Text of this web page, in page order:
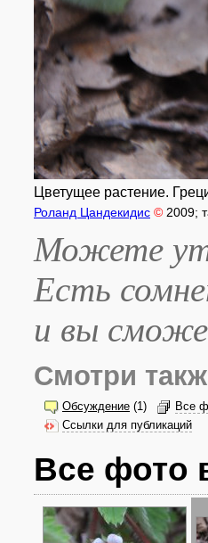
Цветущее растение.
Роланд Цандекидис © 2009;
Можете
Есть
и вы
Смотри
Обсуждение (1) Все
Ссылки для публикаций
Все фото